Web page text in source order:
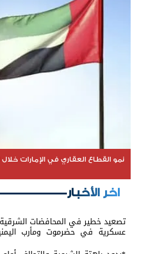
نمو القطاع العقاري في الإمارات خلال
اخر الأخبار
تصعيد خطير في المحافضات
عسكرية في حضرموت ومأرب